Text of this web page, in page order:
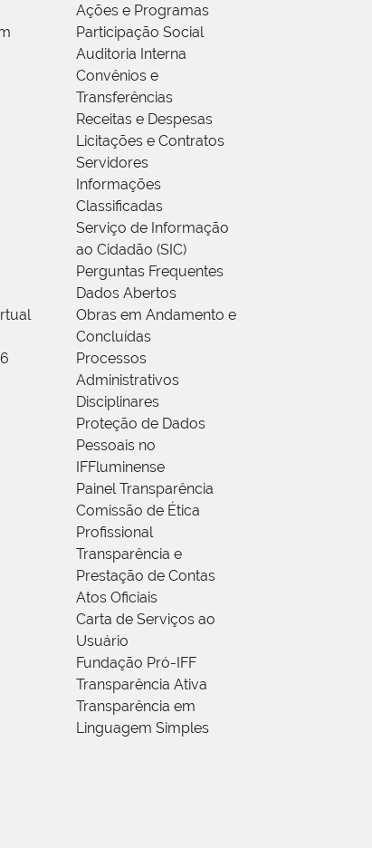
Ações e Programas
Participação Social
Auditoria Interna
Convênios e
Transferências
Receitas e Despesas
Licitações e Contratos
Servidores
Informações
Classificadas
Serviço de Informação
ao Cidadão (SIC)
Perguntas Frequentes
Dados Abertos
Obras em Andamento e
Concluídas
Processos
Administrativos
Disciplinares
Proteção de Dados
Pessoais no
IFFluminense
Painel Transparência
Comissão de Ética
Profissional
Transparência e
Prestação de Contas
Atos Oficiais
Carta de Serviços ao
Usuário
Fundação Pró-IFF
Transparência Ativa
Transparência em
Linguagem Simples